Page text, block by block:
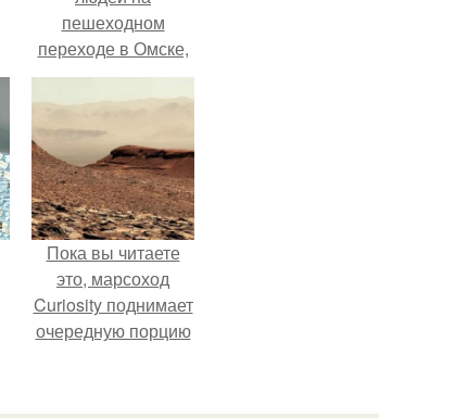
пешеходном
переходе в Омске,
пострадали 8
человек.
Пока вы читаете
это, марсоход
Curiosity поднимает
очередную порцию